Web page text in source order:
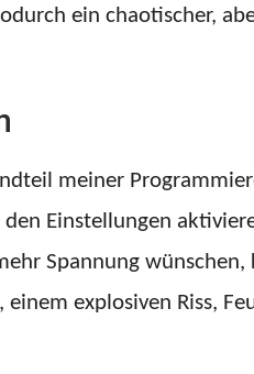
ein chaotischer,
meiner
Einstellungen
Spannung wünschen,
explosiven Riss,